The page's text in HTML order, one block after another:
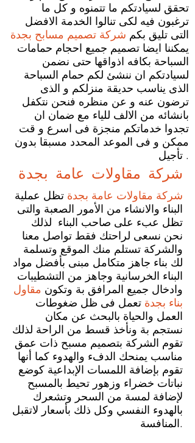
تحقق لسيادتكم ما تتمنوه و كل ما
ترغبون فيه لكى تنالوا الخدمة الافضل
التى تليق بكم شركة تصميم مسابح بجدة
يمكننا ايضا تصميم جميع احجام حمامات
السباحة بكافه اذواقها حتى نضمن
لسيادتكم ان ننشئ لكم حمام السباحة
الذى يناسب حديقة منزلكم و الذى
ترضون عنه و عن منظره فنحن نتكفل
بانشائه من الالف للياء مع ضمان ان
تجدوا خدماتكم منجزة فى اسرع و قت
ممكن و فى الموعد المحدد مسبقا بدون
تأجيل .
شركة مقاولات عامة بجدة
شركة مقاولات عامة بجدة تظل عملية
البناء والانشاء من الأمور الصعبة والتى
تظل عبء على صاحب البناء لذلك
نحن نسعى لراحتك فقط تواصل معنا
والشركة تستلم منك الموقع وتسلمة
لك بناء جاهز متكامل مبنى بأفضل مواد
البناء الخرسانية وجاهز من التشطيبات
وادخال جميع المرافق بة وتكون مقاول
بناء بجدة تعمل فى ظل ضغوطات
العمل والحياة بالبحث عن مكان
نستجم بة ونأخذ قسط من الراحة لذلك
تقوم الشركة بتصميم مسبح ذات عمق
مناسب يمنحك الدفء والهدوء كما أنها
تقوم بإضافة اللمسات الإبداعية كوضع
نباتات خضراء وزهور تحيط بالمسبح
لإضافة لمسة من السحر وتشعرك
بالهدوء النفسي وكل ذلك بأسعار لاتقبل
المنافسة.